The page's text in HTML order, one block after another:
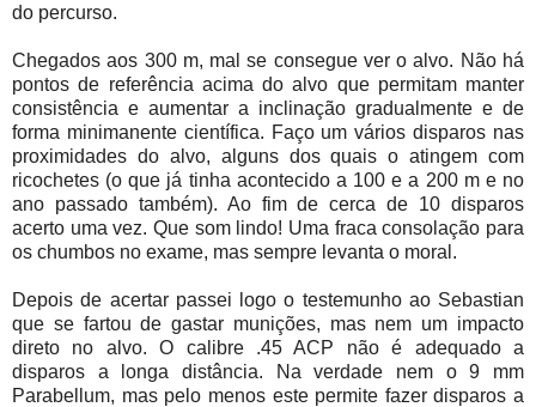
do percurso.
Chegados aos 300 m, mal se consegue ver o alvo. Não há
pontos de referência acima do alvo que permitam manter
consistência e aumentar a inclinação gradualmente e de
forma minimanente científica. Faço um vários disparos nas
proximidades do alvo, alguns dos quais o atingem com
ricochetes (o que já tinha acontecido a 100 e a 200 m e no
ano passado também). Ao fim de cerca de 10 disparos
acerto uma vez. Que som lindo! Uma fraca consolação para
os chumbos no exame, mas sempre levanta o moral.
Depois de acertar passei logo o testemunho ao Sebastian
que se fartou de gastar munições, mas nem um impacto
direto no alvo. O calibre .45 ACP não é adequado a
disparos a longa distância. Na verdade nem o 9 mm
Parabellum, mas pelo menos este permite fazer disparos a